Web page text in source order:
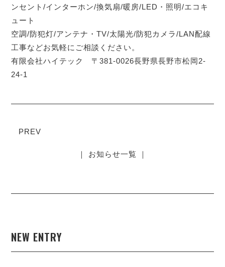
ンセント/インターホン/換気扇/暖房/LED・照明/エコキ
ュート
空調/防犯灯/アンテナ・TV/太陽光/防犯カメラ/LAN配線
工事などお気軽にご相談ください。
有限会社ハイテック 〒381-0026長野県長野市松岡2-
24-1
PREV
｜ お知らせ一覧 ｜
NEW ENTRY